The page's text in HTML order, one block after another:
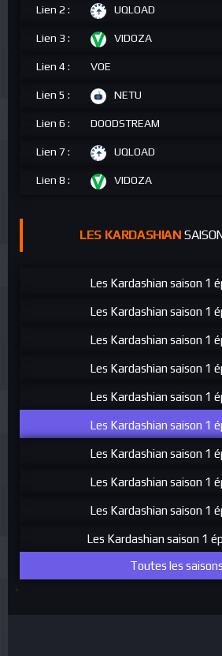
Lien 2 : UQLOAD
Lien 3 : VIDOZA
Lien 4 : VOE
Lien 5 : NETU
Lien 6 : DOODSTREAM
Lien 7 : UQLOAD
Lien 8 : VIDOZA
LES KARDASHIAN
Les Kardashian saison 1
Les Kardashian saison 1
Les Kardashian saison 1
Les Kardashian saison 1
Les Kardashian saison 1
Les Kardashian saison 1
Les Kardashian saison 1
Les Kardashian saison 1
Les Kardashian saison 1
Les Kardashian saison 1
Toutes les saisons